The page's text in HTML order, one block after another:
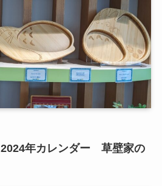
年カレンダー 草壁家の